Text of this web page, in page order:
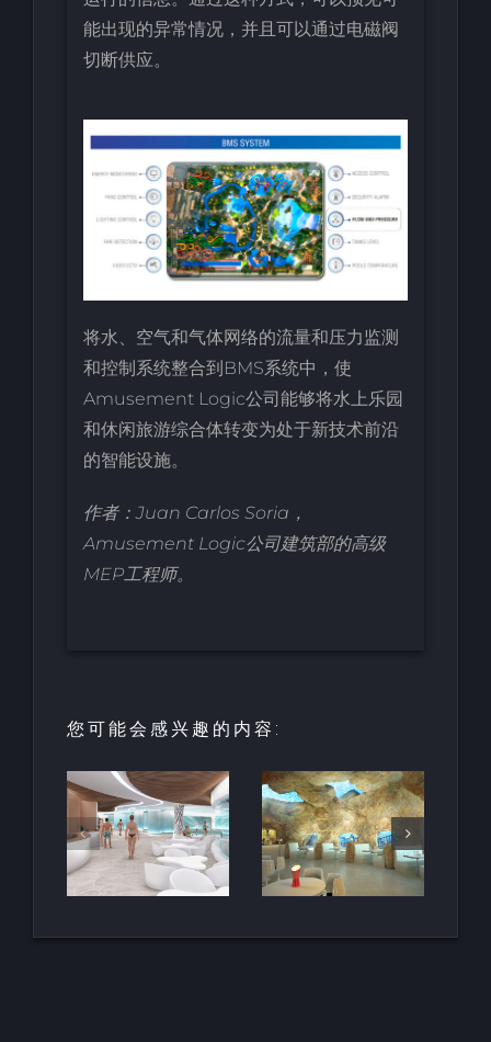
能出现的异常情况，并且可以通过电磁阀
切断供应。
将水、空气和气体网络的流量和压力监测
和控制系统整合到BMS系统中，使
Amusement Logic公司能够将水上乐园
和休闲旅游综合体转变为处于新技术前沿
的智能设施。
作者：Juan Carlos Soria，
Amusement Logic公司建筑部的高级
MEP工程师。
您可能会感兴趣的内容:
用于亲水建
筑的室内人
造岩石
天然梯田泳
池